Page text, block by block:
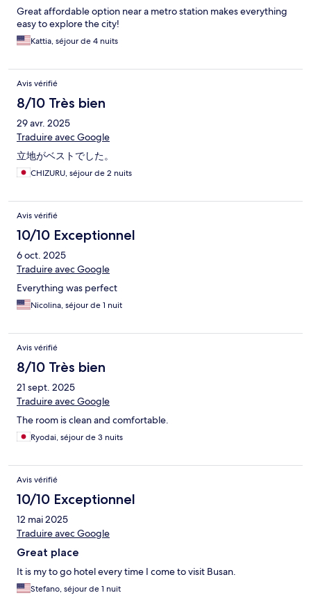
Great affordable option near a metro station makes everything
easy to explore the city!
Kattia, séjour de 4 nuits
Avis vérifié
8/10 Très bien
29 avr. 2025
Traduire avec Google
立地がベストでした。
CHIZURU, séjour de 2 nuits
Avis vérifié
10/10 Exceptionnel
6 oct. 2025
Traduire avec Google
Everything was perfect
Nicolina, séjour de 1 nuit
Avis vérifié
8/10 Très bien
21 sept. 2025
Traduire avec Google
The room is clean and comfortable.
Ryodai, séjour de 3 nuits
Avis vérifié
10/10 Exceptionnel
12 mai 2025
Traduire avec Google
Great place
It is my to go hotel every time I come to visit Busan.
Stefano, séjour de 1 nuit